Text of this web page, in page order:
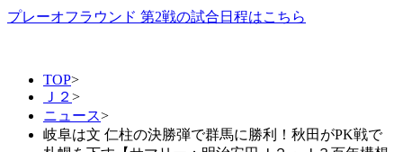
プレーオフラウンド 第2戦の試合日程はこちら
TOP>
Ｊ２ >
ニュース>
岐阜は文 仁柱の決勝弾で群馬に勝利！秋田がPK戦で